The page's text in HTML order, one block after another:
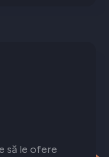
să le ofere